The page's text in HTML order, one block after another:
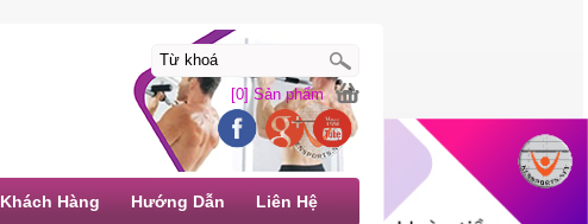
[0] Sản phẩm
Khách Hàng Hướng Dẫn Liên Hệ